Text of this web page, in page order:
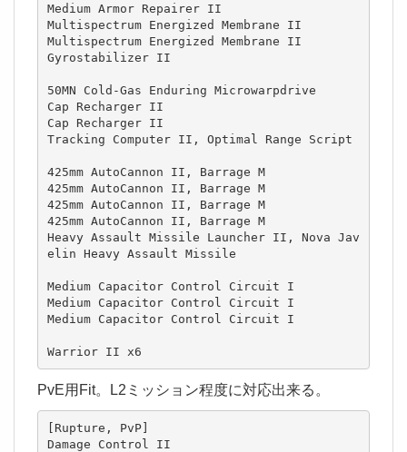
Medium Armor Repairer II
Multispectrum Energized Membrane II
Multispectrum Energized Membrane II
Gyrostabilizer II
50MN Cold-Gas Enduring Microwarpdrive
Cap Recharger II
Cap Recharger II
Tracking Computer II, Optimal Range Script
425mm AutoCannon II, Barrage M
425mm AutoCannon II, Barrage M
425mm AutoCannon II, Barrage M
425mm AutoCannon II, Barrage M
Heavy Assault Missile Launcher II, Nova Jav
elin Heavy Assault Missile
Medium Capacitor Control Circuit I
Medium Capacitor Control Circuit I
Medium Capacitor Control Circuit I
Warrior II x6
PvE用Fit。L2ミッション程度に対応出来る。
[Rupture, PvP]
Damage Control II